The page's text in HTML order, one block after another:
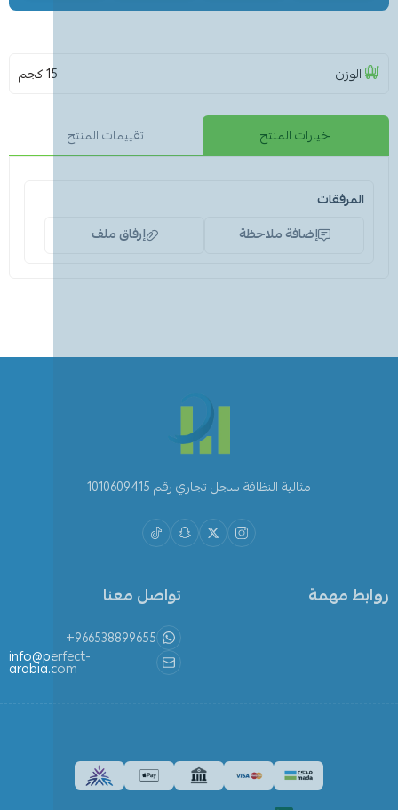
الوزن 15 كجم
خيارات المنتج تقييمات المنتج
المرفقات
إضافة ملاحظة
إرفاق ملف
مثالية النظافة سجل تجاري رقم 1010609415
روابط مهمة تواصل معنا
+966538899655
info@perfect-
arabia.com